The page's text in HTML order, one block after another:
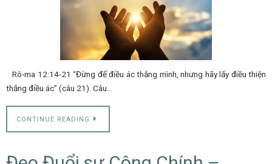
Rô-ma 12:14-21 “Đừng để điều ác thắng mình, nhưng hãy lấy điều thiện
thắng điều ác” (câu 21). Câu…
CONTINUE READING